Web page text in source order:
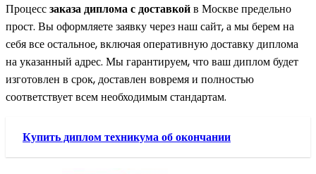
Процессзаказа диплома с доставкойв Москве предельно
прост. Вы оформляете заявку через наш сайт, а мы берем на
себя все остальное, включая оперативную доставку диплома
на указанный адрес. Мы гарантируем, что ваш диплом будет
изготовлен в срок, доставлен вовремя и полностью
соответствует всем необходимым стандартам.
Купить диплом техникума об окончании